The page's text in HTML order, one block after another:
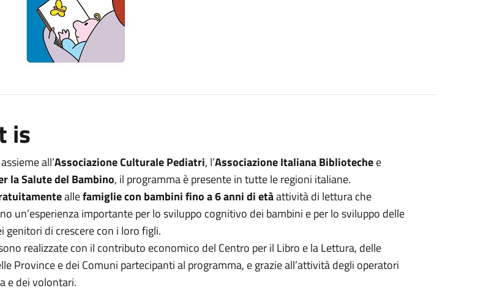
is
all’Associazione Culturale Pediatri, l’Associazione Italiana Bibliotechee
la Salute del Bambino, il programma è presente in tutte le regioni italiane.
allefamiglie con bambini fino a 6 anni di etàattività di lettura che
un’esperienza importante per lo sviluppo cognitivo dei bambini e per lo sviluppo delle
genitori di crescere con i loro figli.
realizzate con il contributo economico del Centro per il Libro e la Lettura, delle
Province e dei Comuni partecipanti al programma, e grazie all’attività degli operatori
e dei volontari.